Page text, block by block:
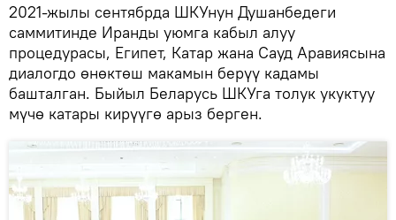
2021-жылы сентябрда ШКУнун Душанбедеги
саммитинде Иранды уюмга кабыл алуу
процедурасы, Египет, Катар жана Сауд Аравиясына
диалогдо өнөктөш макамын берүү кадамы
башталган. Быйыл Беларусь ШКУга толук укуктуу
мүчө катары кирүүгө арыз берген.